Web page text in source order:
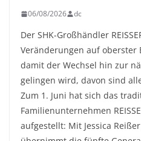
06/08/2026 dc
Der SHK-Großhändler
Veränderungen auf oberster
damit der Wechsel hin zur
gelingen wird, davon sind
Zum 1. Juni hat sich das
Familienunternehmen
aufgestellt: Mit Jessica